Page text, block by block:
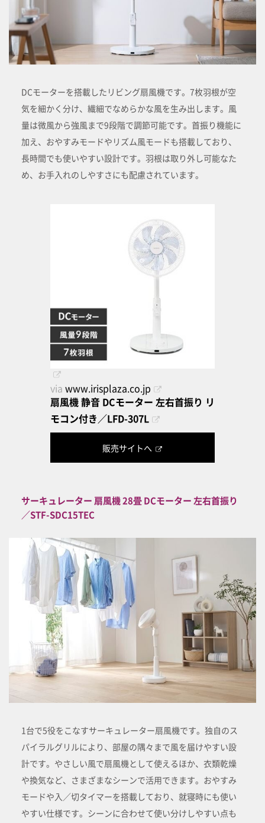
DCモーターを搭載したリビング扇風機です。7枚羽根が空
気を細かく分け、繊細でなめらかな風を生み出します。風
量は微風から強風まで9段階で調節可能です。首振り機能に
加え、おやすみモードやリズム風モードも搭載しており、
長時間でも使いやすい設計です。羽根は取り外し可能なた
め、お手入れのしやすさにも配慮されています。
via www.irisplaza.co.jp
扇風機 静音 DCモーター 左右首振り リ
モコン付き／LFD-307L
販売サイトへ
サーキュレーター 扇風機 28畳 DCモーター 左右首振り
／STF-SDC15TEC
1台で5役をこなすサーキュレーター扇風機です。独自のス
パイラルグリルにより、部屋の隅々まで風を届けやすい設
計です。やさしい風で扇風機として使えるほか、衣類乾燥
や換気など、さまざまなシーンで活用できます。おやすみ
モードや入／切タイマーを搭載しており、就寝時にも使い
やすい仕様です。シーンに合わせて使い分けしやすい点も